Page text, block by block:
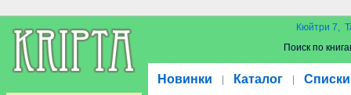
Кюйтри 7,
Поиск по
Новинки Каталог Списки